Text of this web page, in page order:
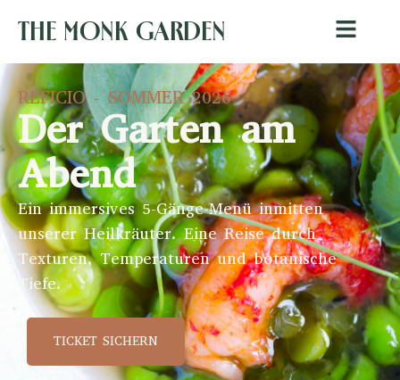
The Monk Garden
REFICIO - SOMMER 2026
Der Garten am
Abend
Ein immersives 5-Gänge-Menü inmitten
unserer Heilkräuter. Eine Reise durch
Texturen, Temperaturen und botanische
Tiefe.
TICKET SICHERN